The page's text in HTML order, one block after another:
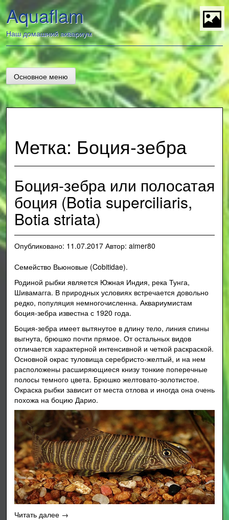
Перейти
к
содержанию
Aquaflam
Наш домашний аквариум
Основное меню
Метка: Боция-зебра
Боция-зебра или полосатая
боция (Botia superciliaris,
Botia striata)
Опубликовано: 11.07.2017 Автор: aimer80
Семейство Вьюновые (Cobitidae).
Родиной рыбки является Южная Индия, река Тунга,
Шивамагга. В природных условиях встречается довольно
редко, популяция немногочисленна. Аквариумистам
боция-зебра известна с 1920 года.
Боция-зебра имеет вытянутое в длину тело, линия спины
выгнута, брюшко почти прямое. От остальных видов
отличается характерной интенсивной и четкой раскраской.
Основной окрас туловища серебристо-желтый, и на нем
расположены расширяющиеся книзу тонкие поперечные
полосы темного цвета. Брюшко желтовато-золотистое.
Окраска рыбки зависит от места отлова и иногда она очень
похожа на боцию Дарио.
Читать далее «Боция-
→